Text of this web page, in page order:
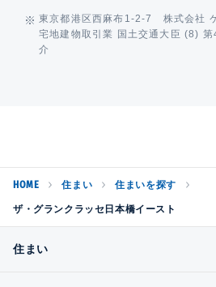
東京都港区西麻布1-2-7 株式会社
宅地建物取引業 国土交通大臣 (8)
介
HOME 住まい 住まいを探す
ザ・グランクラッセ日本橋イースト
住まい